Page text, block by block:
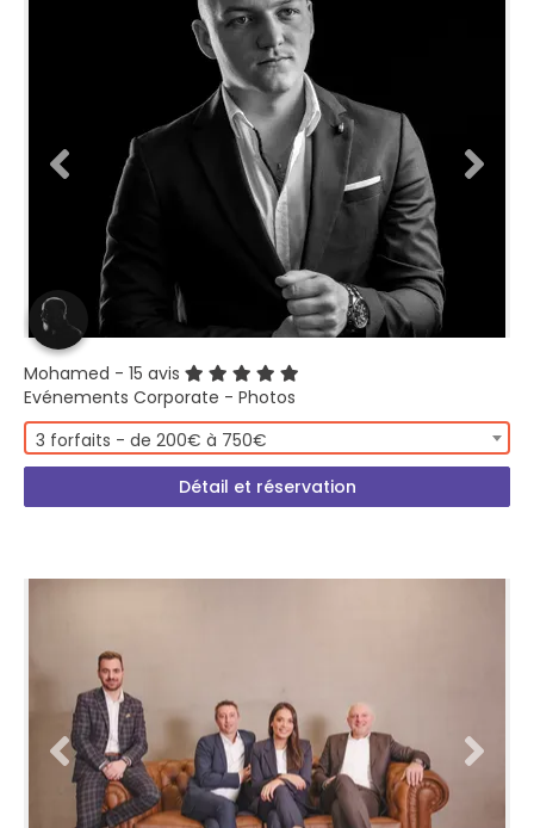
Mohamed - 15 avis
Evénements Corporate - Photos
3 forfaits - de 200€ à 750€
Détail et réservation